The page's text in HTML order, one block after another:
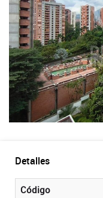
Detalles
Código